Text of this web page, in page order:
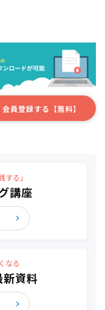
会員登録する【無料】
する」
講座
なる
資料